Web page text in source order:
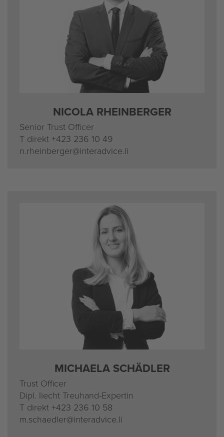
NI­CO­LA RHEIN­BER­GER
Se­ni­or Trust Of­fi­cer
T di­rekt +423 236 10 49
n.​rheinber­ger@​interadvice.​li
MI­CHAE­LA SCHÄD­LER
Trust Of­fi­cer
Dipl. liecht Treu­hand-Ex­per­tin
T di­rekt +423 236 10 58
m.​schaedler@​interadvice.​li